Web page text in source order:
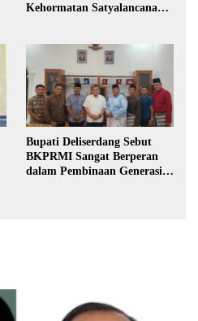
Kehormatan Satyalancana
Bupati Deliserdang Sebut
BKPRMI Sangat Berperan
dalam Pembinaan Generasi